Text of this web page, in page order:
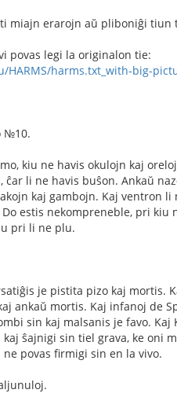
miajn erarojn aŭ pliboniĝi
povas legi la originalon tie:
harms.txt_with-big-
№10.
kiu ne havis okulojn kaj
ĉar li ne havis buŝon. Ankaŭ
kaj gambojn. Kaj ventron
estis nekompreneble, pri kiu
pri li ne plu.
je pistita pizo kaj mortis.
ankaŭ mortis. Kaj infanoj de
sin kaj malsanis je favo.
ŝajnigi sin tiel grava, ke oni
ne povas firmigi sin en la vivo.